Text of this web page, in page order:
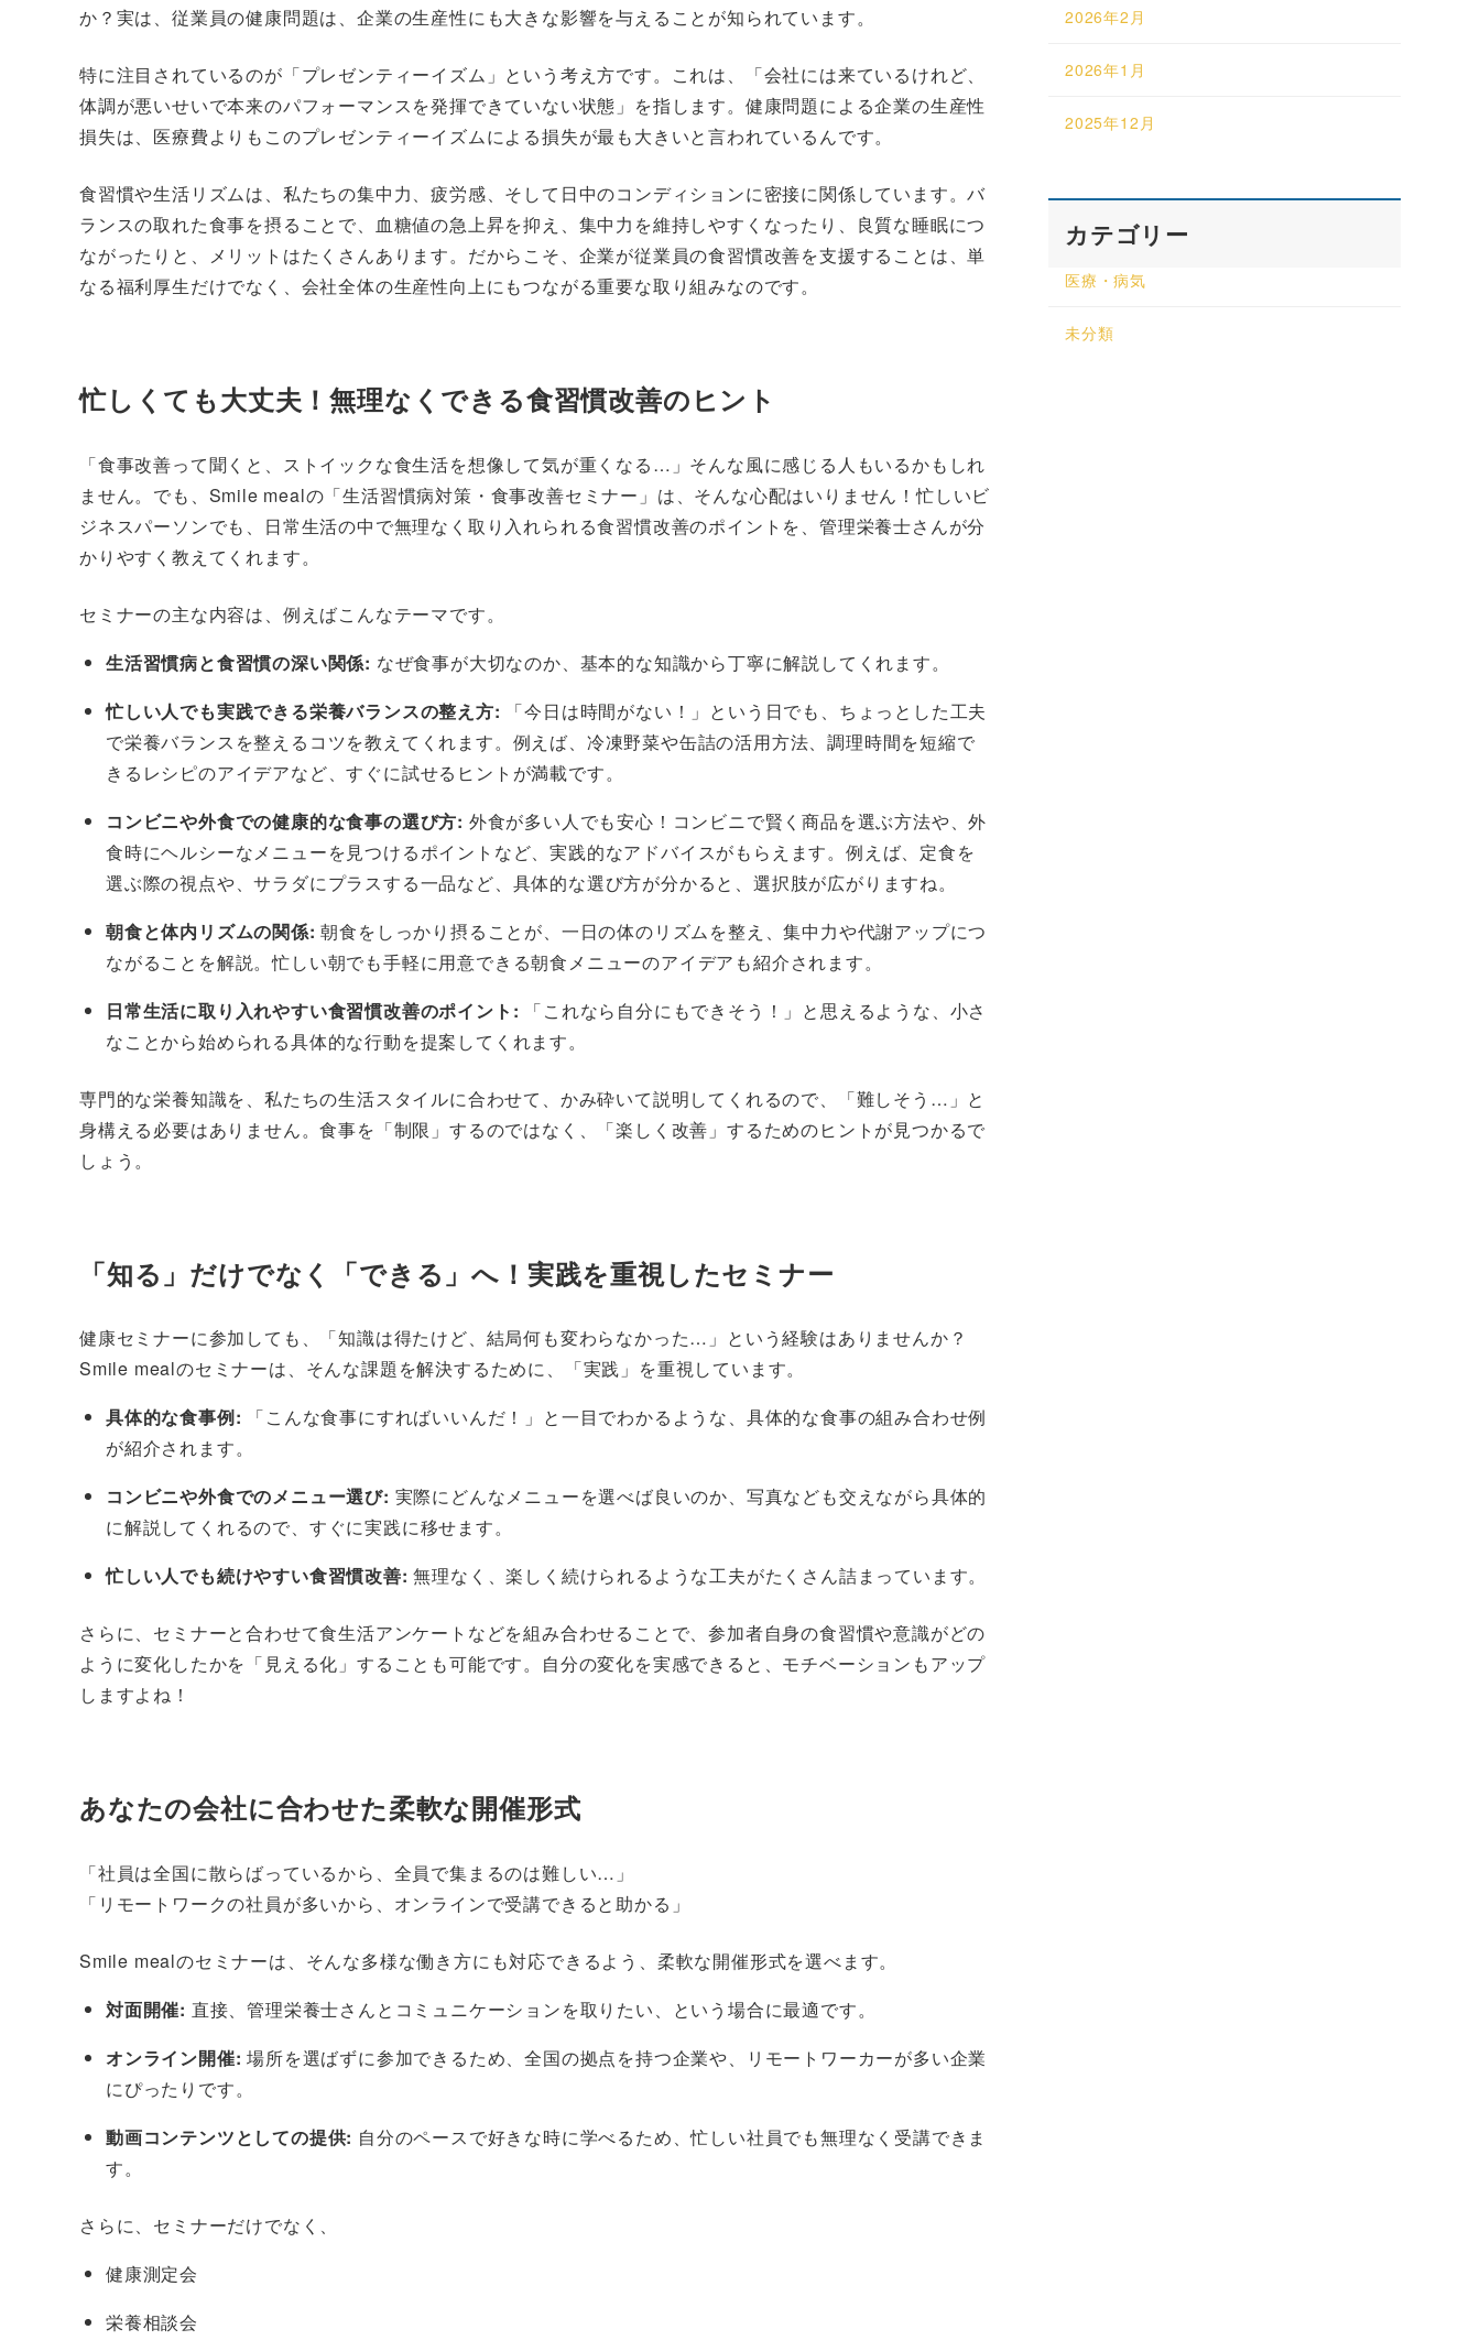
か？実は、従業員の健康問題は、企業の生産性にも大きな影響を与えることが知られています。
特に注目されているのが「プレゼンティーイズム」という考え方です。これは、「会社には来ているけれど、
体調が悪いせいで本来のパフォーマンスを発揮できていない状態」を指します。健康問題による企業の生産性
損失は、医療費よりもこのプレゼンティーイズムによる損失が最も大きいと言われているんです。
食習慣や生活リズムは、私たちの集中力、疲労感、そして日中のコンディションに密接に関係しています。バ
ランスの取れた食事を摂ることで、血糖値の急上昇を抑え、集中力を維持しやすくなったり、良質な睡眠につ
ながったりと、メリットはたくさんあります。だからこそ、企業が従業員の食習慣改善を支援することは、単
なる福利厚生だけでなく、会社全体の生産性向上にもつながる重要な取り組みなのです。
忙しくても大丈夫！無理なくできる食習慣改善のヒント
「食事改善って聞くと、ストイックな食生活を想像して気が重くなる…」そんな風に感じる人もいるかもしれ
ません。でも、Smile mealの「生活習慣病対策・食事改善セミナー」は、そんな心配はいりません！忙しいビ
ジネスパーソンでも、日常生活の中で無理なく取り入れられる食習慣改善のポイントを、管理栄養士さんが分
かりやすく教えてくれます。
セミナーの主な内容は、例えばこんなテーマです。
生活習慣病と食習慣の深い関係: なぜ食事が大切なのか、基本的な知識から丁寧に解説してくれます。
忙しい人でも実践できる栄養バランスの整え方: 「今日は時間がない！」という日でも、ちょっとした工夫
で栄養バランスを整えるコツを教えてくれます。例えば、冷凍野菜や缶詰の活用方法、調理時間を短縮で
きるレシピのアイデアなど、すぐに試せるヒントが満載です。
コンビニや外食での健康的な食事の選び方: 外食が多い人でも安心！コンビニで賢く商品を選ぶ方法や、外
食時にヘルシーなメニューを見つけるポイントなど、実践的なアドバイスがもらえます。例えば、定食を
選ぶ際の視点や、サラダにプラスする一品など、具体的な選び方が分かると、選択肢が広がりますね。
朝食と体内リズムの関係: 朝食をしっかり摂ることが、一日の体のリズムを整え、集中力や代謝アップにつ
ながることを解説。忙しい朝でも手軽に用意できる朝食メニューのアイデアも紹介されます。
日常生活に取り入れやすい食習慣改善のポイント: 「これなら自分にもできそう！」と思えるような、小さ
なことから始められる具体的な行動を提案してくれます。
専門的な栄養知識を、私たちの生活スタイルに合わせて、かみ砕いて説明してくれるので、「難しそう…」と
身構える必要はありません。食事を「制限」するのではなく、「楽しく改善」するためのヒントが見つかるで
しょう。
「知る」だけでなく「できる」へ！実践を重視したセミナー
健康セミナーに参加しても、「知識は得たけど、結局何も変わらなかった…」という経験はありませんか？
Smile mealのセミナーは、そんな課題を解決するために、「実践」を重視しています。
具体的な食事例: 「こんな食事にすればいいんだ！」と一目でわかるような、具体的な食事の組み合わせ例
が紹介されます。
コンビニや外食でのメニュー選び: 実際にどんなメニューを選べば良いのか、写真なども交えながら具体的
に解説してくれるので、すぐに実践に移せます。
忙しい人でも続けやすい食習慣改善: 無理なく、楽しく続けられるような工夫がたくさん詰まっています。
さらに、セミナーと合わせて食生活アンケートなどを組み合わせることで、参加者自身の食習慣や意識がどの
ように変化したかを「見える化」することも可能です。自分の変化を実感できると、モチベーションもアップ
しますよね！
あなたの会社に合わせた柔軟な開催形式
「社員は全国に散らばっているから、全員で集まるのは難しい…」
「リモートワークの社員が多いから、オンラインで受講できると助かる」
Smile mealのセミナーは、そんな多様な働き方にも対応できるよう、柔軟な開催形式を選べます。
対面開催: 直接、管理栄養士さんとコミュニケーションを取りたい、という場合に最適です。
オンライン開催: 場所を選ばずに参加できるため、全国の拠点を持つ企業や、リモートワーカーが多い企業
にぴったりです。
動画コンテンツとしての提供: 自分のペースで好きな時に学べるため、忙しい社員でも無理なく受講できま
す。
さらに、セミナーだけでなく、
健康測定会
栄養相談会
2026年2月
2026年1月
2025年12月
カテゴリー
医療・病気
未分類